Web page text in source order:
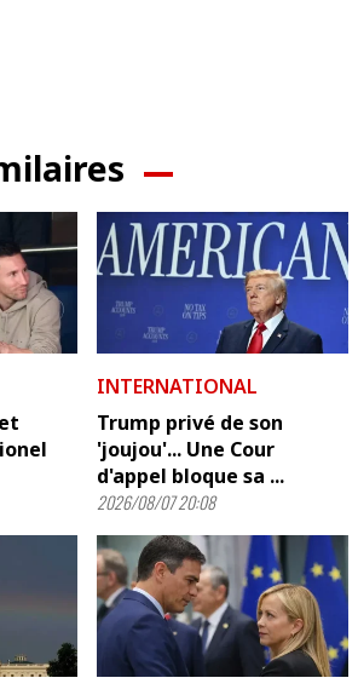
INTERNATIONAL
Trump privé de son
'joujou'... Une Cour
d'appel bloque sa ...
2026/08/07 20:08